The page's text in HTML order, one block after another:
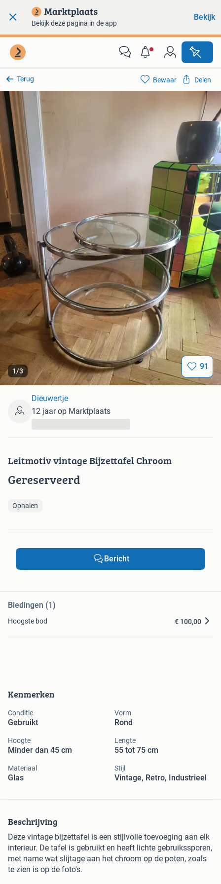
Bekijk deze pagina in de app
Bekijk
Terug
1/3 91
Kenmerken
Conditie
Gebruikt
Vorm
Rond
Hoogte
Minder dan 45 cm
Lengte
55 tot 75 cm
Materiaal
Glas
Stijl
Vintage, Retro, Industrieel
Beschrijving
Deze vintage bijzettafel is een stijlvolle toevoeging aan elk
interieur. De tafel is gebruikt en heeft lichte gebruikssporen,
met name wat slijtage aan het chroom op de poten, zoals
te zien is op de foto's.
Bewaar Delen
Leitmotiv vintage Bijzettafel Chroom
Gereserveerd
Ophalen
Dieuwertje
12 jaar op Marktplaats
Bericht
Biedingen (1)
Hoogste bod € 100,00